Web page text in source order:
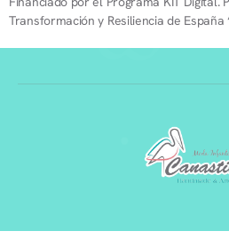
Transformación y Resiliencia de España